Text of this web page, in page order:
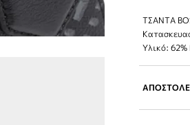
ΤΣΑΝΤΑ
Υλικό: